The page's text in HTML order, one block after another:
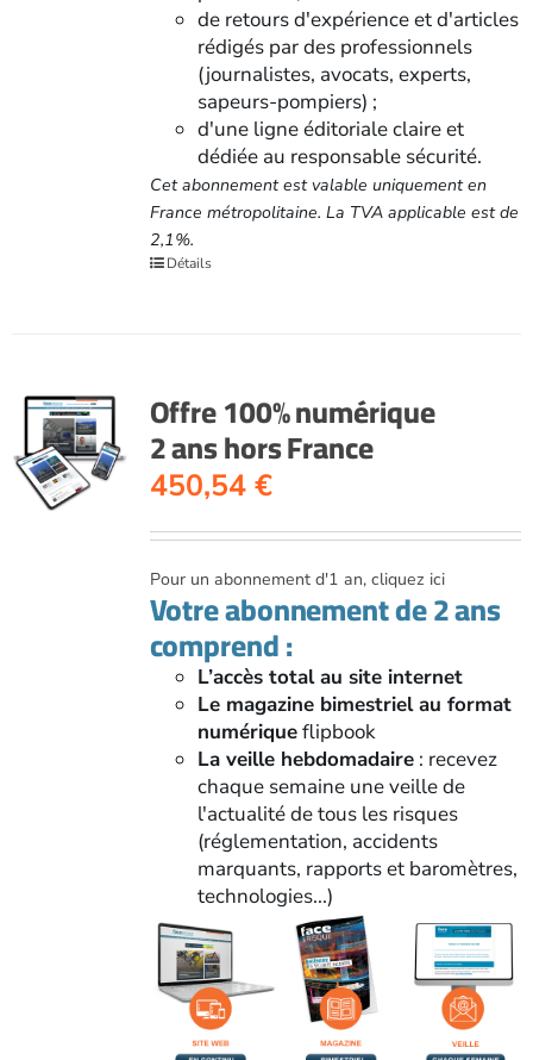
de retours d'expérience et d'articles
rédigés par des professionnels
(journalistes, avocats, experts,
sapeurs-pompiers) ;
d'une ligne éditoriale claire et
dédiée au responsable sécurité.
Cet abonnement est valable uniquement en
France métropolitaine. La TVA applicable est de
2,1%.
Détails
Offre 100% numérique
2 ans hors France
450,54 €
Pour un abonnement d'1 an, cliquez ici
Votre abonnement de 2 ans
comprend :
L’accès total au site internet
Le magazine bimestriel au format
numériqueflipbook
La veille hebdomadaire: recevez
chaque semaine une veille de
l'actualité de tous les risques
(réglementation, accidents
marquants, rapports et baromètres,
technologies...)